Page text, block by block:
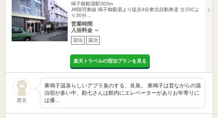
鳴子御殿湯駅303m
JR陸羽東線 鳴子御殿湯より徒歩3分東北自動車道 古川ICよ
り30分…
営業時間
入浴料金 ～
宿泊 湯治
楽天トラベルの宿泊プランを見る
匿名
東鳴子温泉らしいアブラ臭のする、良泉。 東鳴子は昔ながらの湯
治宿が多い中、勘七さんは館内にエレベーターがありお年寄りに
は優…